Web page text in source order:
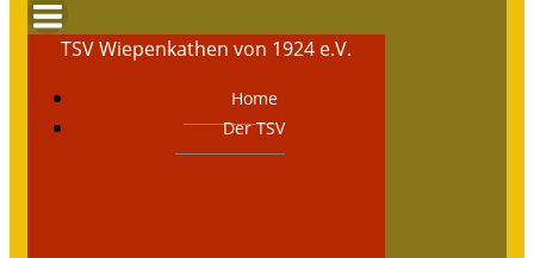
TSV Wiepenkathen von 1924 e.V.
Home
Der TSV